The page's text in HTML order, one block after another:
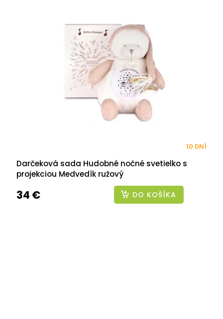
Darčeková sada Hudobné nočné svetielko s
projekciou Medvedík ružový
10 DNÍ
34 € DO KOŠÍKA